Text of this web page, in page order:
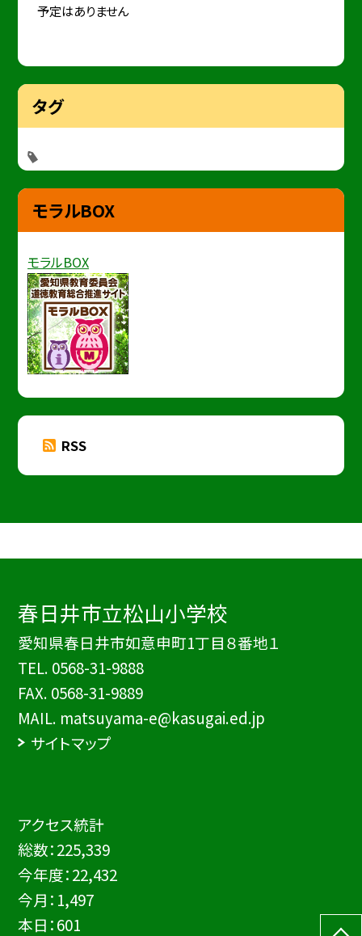
予定はありません
タグ
モラルBOX
モラルBOX
RSS
春日井市立松山小学校
愛知県春日井市如意申町1丁目８番地１
TEL. 0568-31-9888
FAX. 0568-31-9889
MAIL. matsuyama-e@kasugai.ed.jp
サイトマップ
アクセス統計
総数：225,339
今年度：22,432
今月： 1,497
本日：601